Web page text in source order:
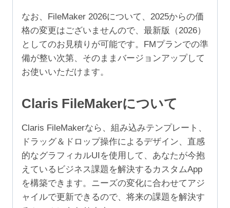
ー
ザ）
個
なお、FileMaker 2026について、2025からの価
格の変更はございませんので、最新版（2026）
としてのお見積りが可能です。FMプランでの準
備が整い次第、そのままバージョンアップして
お使いいただけます。
Claris FileMakerについて
Claris FileMakerなら、組み込みテンプレート、
ドラッグ＆ドロップ操作によるデザイン、直感
的なグラフィカルUIを使用して、あなたが今抱
えているビジネス課題を解決するカスタムApp
を構築できます。ニーズの変化に合わせてアジ
ャイルで更新できるので、将来の課題を解決す